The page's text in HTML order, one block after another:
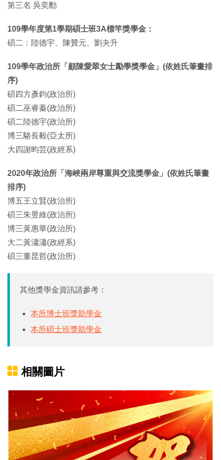
第三名 吳奕勳
109學年度第1學期碩士班3A標竿獎學金：
碩二：陸德宇、陳贊元、劉夬升
109學年政治所「顧陳愛翠女士勵學獎學金」(依姓氏筆畫排
序)
碩四方彥鈞(政治所)
碩二巫睿蓁(政治所)
碩二陸德宇(政治所)
博三駱長毅(亞太所)
大四謝昀芸(政經系)
2020年政治所「海峽兩岸尊重與交流獎學金」(依姓氏筆畫
排序)
博五王立賢(政治所)
碩三朱昱維(政治所)
博三黃惠華(政治所)
大二黃瀟瀟(政經系)
碩三董昆哲(政治所)
其他獎學金資訊請參考：
本所博士班獎助學金
本所碩士班獎助學金
相關圖片